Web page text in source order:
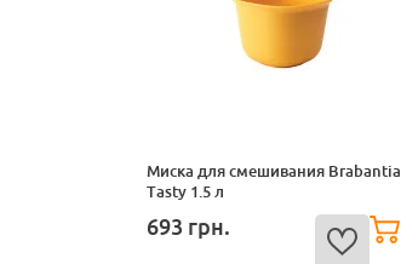
Миска для смешивания Brabantia
Tasty 1.5 л
693 грн.